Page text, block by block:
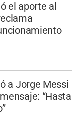
el aporte al
a Jorge Messi
“Hasta